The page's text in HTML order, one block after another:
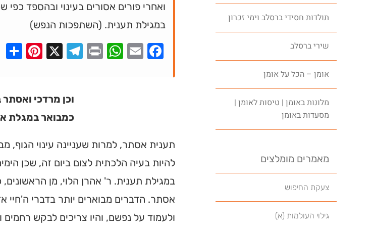
תולדות חסידי ברסלב וימי זכרון
שירי ברסלב
אומן – הכל על אומן
מלונות באומן | טיסות לאומן |
מסעדות באומן
מאמרים מומלצים
צעקת החיפוש
גילוי העולמות (א)
ואחרי פורים אסורים בעינוי ובהספד כפי
במגילת תענית. (השתפכות הנפש)
Facebook
Email
WhatsApp
Print
Telegram
X
וכן מרדכי
כמבואר במגלת
תענית אסתר, למרות שעניינה עינוי
להיות בעיה הלכתית לצום ביום זה, שכן
במגילת תענית. ר' אהרן הלוי, מן הראשונים,
אסתר. הדברים מבוארים יותר בדברי ה'חיי
ולעמוד על נפשם, והיו צריכים לבקש